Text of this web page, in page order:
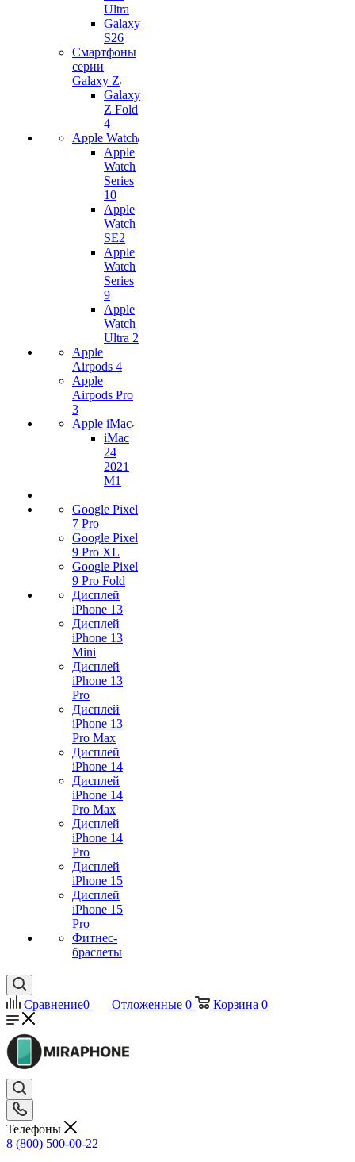
Ultra
Galaxy
S26
Смартфоны
серии
Galaxy Z
Galaxy
Z Fold
4
Apple Watch
Apple
Watch
Series
10
Apple
Watch
SE2
Apple
Watch
Series
9
Apple
Watch
Ultra 2
Apple
Airpods 4
Apple
Airpods Pro
3
Apple iMac
iMac
24
2021
M1
Google Pixel
7 Pro
Google Pixel
9 Pro XL
Google Pixel
9 Pro Fold
Дисплей
iPhone 13
Дисплей
iPhone 13
Mini
Дисплей
iPhone 13
Pro
Дисплей
iPhone 13
Pro Max
Дисплей
iPhone 14
Дисплей
iPhone 14
Pro Max
Дисплей
iPhone 14
Pro
Дисплей
iPhone 15
Дисплей
iPhone 15
Pro
Фитнес-
браслеты
Сравнение0 Отложенные 0 Корзина 0
Телефоны
8 (800) 500-00-22